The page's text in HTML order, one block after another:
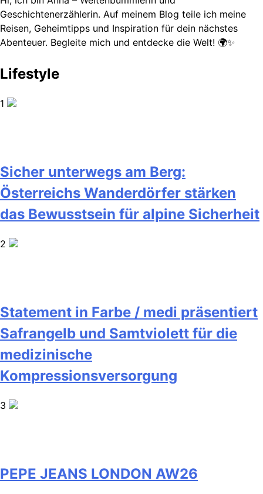
Geschichtenerzählerin. Auf meinem Blog teile ich meine
Reisen, Geheimtipps und Inspiration für dein nächstes
Abenteuer. Begleite mich und entdecke die Welt! 🌍✨
Lifestyle
1
Sicher unterwegs am Berg:
Österreichs Wanderdörfer stärken
das Bewusstsein für alpine Sicherheit
2
Statement in Farbe / medi präsentiert
Safrangelb und Samtviolett für die
medizinische
Kompressionsversorgung
3
PEPE JEANS LONDON AW26